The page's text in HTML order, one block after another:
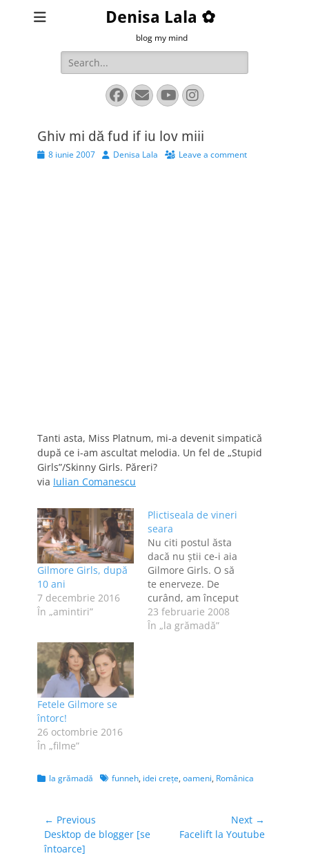
Denisa Lala ✿
blog my mind
Search
for:
Facebook
EmailYouTube
Instagram
Ghiv mi dă fud if iu lov miii
Posted8 iunie 2007 AuthorDenisa Lala Leave a comment
Tanti asta, Miss Platnum, mi-a devenit simpatică
după ce i-am ascultat melodia. Un fel de „Stupid
Girls”/Skinny Girls. Păreri?
via Iulian Comanescu
Gilmore Girls, după
10 ani
7 decembrie 2016
În „amintiri”
Plictiseala de vineri
seara
Nu citi postul ăsta
dacă nu ştii ce-i aia
Gilmore Girls. O să
te enerveze. De
curând, am început
să mă uit din nou la
Gilmore Girls, un
23 februarie 2008
În „la grămadă”
Fetele Gilmore se
întorc!
26 octombrie 2016
În „filme”
Categories
la grămadă Tagsfunneh, idei creţe, oameni, Românica
Navigare
în
articole
← Previous
Previous
post:
Desktop de blogger [se
întoarce]
Next →
Facelift la Youtube